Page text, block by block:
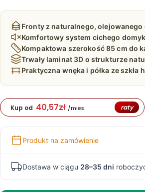
Fronty z naturalnego,
Komfortowy system cichego
Kompaktowa szerokość 85 cm do
Trwały laminat 3D o strukturze
Praktyczna wnęka i półka ze szkła
Kup od 40,57zł /mies. raty
Produkt na zamówienie
Dostawa w ciągu 28–35 dni